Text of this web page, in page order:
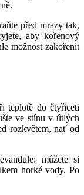
před mrazy tak,
aby kořenový
možnost zakořenit
teplotě do čtyřiceti
ve stínu v útlých
rozkvětem, nať od
můžete si
horké vody. Po